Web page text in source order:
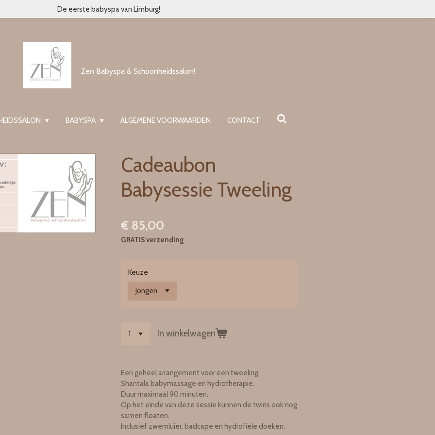
De eerste babyspa van Limburg!
Zen Babyspa & Schoonheidssalon!
BABYSPA ALGEMENE VOORWAARDEN CONTACT
Cadeaubon
Babysessie Tweeling
€ 85,00
GRATIS verzending
Keuze
In winkelwagen
Een geheel arrangement voor een tweeling.
Shantala babymassage en hydrotherapie.
Duur maximaal 90 minuten.
Op het einde van deze sessie kunnen de twins ook nog
samen floaten.
Inclusief zwemluier, badcape en hydrofiele doeken.